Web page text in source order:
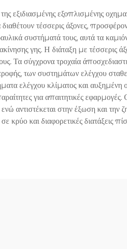
εξοπλισμένης
τέσσερις άξονες,
συστήματά τους, αυτά τα
γης. Η διάταξη με τέσσερις
Τα σύγχρονα τροχαία
των συστημάτων ελέγχου
ελέγχου κλίματος και αυξημένη
για απαιτητικές εφαρμογές.
αντιστέκεται στην έξωση και την
και διαφορετικές διατάξεις